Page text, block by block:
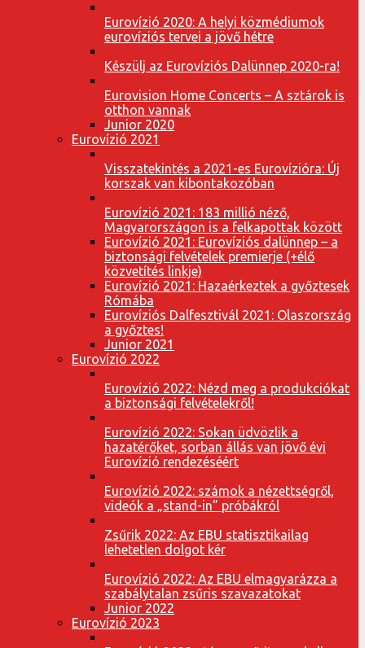
Eurovízió 2020: A helyi közmédiumok
eurovíziós tervei a jövő hétre
Készülj az Eurovíziós Dalünnep 2020-ra!
Eurovision Home Concerts – A sztárok is
otthon vannak
Junior 2020
Eurovízió 2021
Visszatekintés a 2021-es Eurovízióra: Új
korszak van kibontakozóban
Eurovízió 2021: 183 millió néző,
Magyarországon is a felkapottak között
Eurovízió 2021: Eurovíziós dalünnep – a
biztonsági felvételek premierje (+élő
közvetítés linkje)
Eurovízió 2021: Hazaérkeztek a győztesek
Rómába
Eurovíziós Dalfesztivál 2021: Olaszország
a győztes!
Junior 2021
Eurovízió 2022
Eurovízió 2022: Nézd meg a produkciókat
a biztonsági felvételekről!
Eurovízió 2022: Sokan üdvözlik a
hazatérőket, sorban állás van jövő évi
Eurovízió rendezéséért
Eurovízió 2022: számok a nézettségről,
videók a „stand-in” próbákról
Zsűrik 2022: Az EBU statisztikailag
lehetetlen dolgot kér
Eurovízió 2022: Az EBU elmagyarázza a
szabálytalan zsűris szavazatokat
Junior 2022
Eurovízió 2023